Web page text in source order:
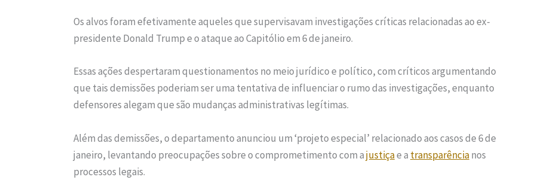
Os alvos foram efetivamente aqueles que supervisavam investigações críticas relacionadas ao ex-
presidente Donald Trump e o ataque ao Capitólio em 6 de janeiro.
Essas ações despertaram questionamentos no meio jurídico e político, com críticos argumentando
que tais demissões poderiam ser uma tentativa de influenciar o rumo das investigações, enquanto
defensores alegam que são mudanças administrativas legítimas.
Além das demissões, o departamento anunciou um ‘projeto especial’ relacionado aos casos de 6 de
janeiro, levantando preocupações sobre o comprometimento com ajustiçae a transparêncianos
processos legais.